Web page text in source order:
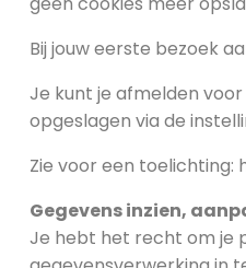
Bij jouw eerste bezoek
Je kunt je afmelden
opgeslagen via de
Zie voor een
Gegevens inzien,
Je hebt het recht om je